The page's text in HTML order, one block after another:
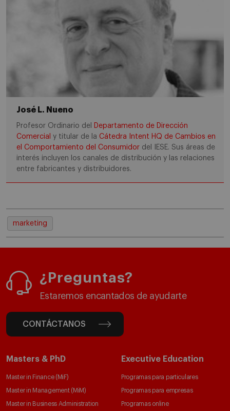
José L. Nueno
Profesor Ordinario del
Departamento de Dirección
Comercial y titular de la Cátedra Intent HQ de Cambios en
el Comportamiento del Consumidor del IESE. Sus áreas de
interés incluyen los canales de distribución y las relaciones
entre fabricantes y distribuidores.
marketing
¿Preguntas?
Estaremos encantados de ayudarte
CONTÁCTANOS
Masters & PhD
Master in Finance (MiF)
Master in Management (MiM)
Master in Business Administration
Executive Education
Programas para particulares
Programas para empresas
Programas online